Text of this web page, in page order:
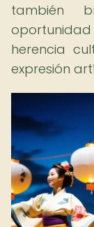
también
herencia
expresión